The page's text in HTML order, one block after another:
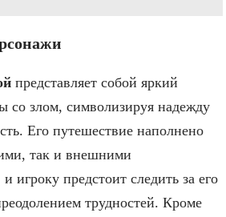
представляет собой яркий
со злом, символизируя надежду
Его путешествие наполнено
так и внешними
игроку предстоит следить за его
трудностей. Кроме